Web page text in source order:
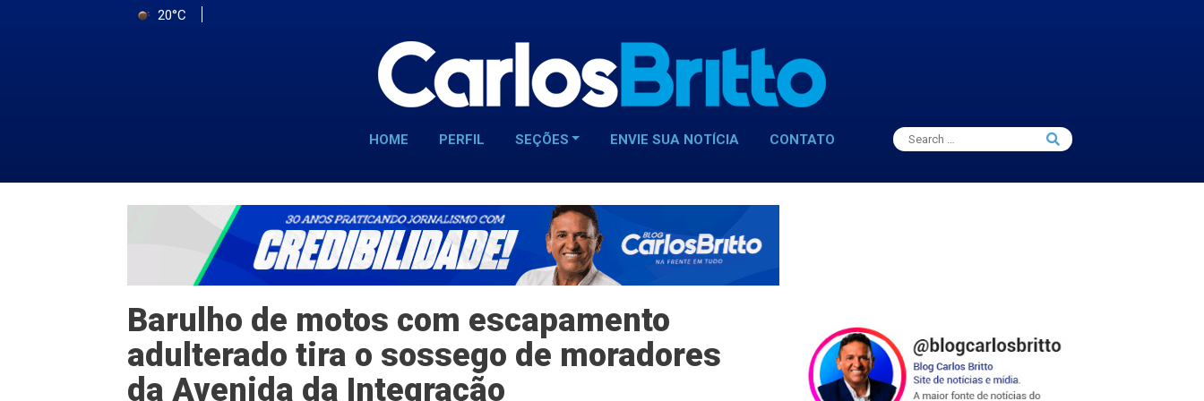
20°C
HOME PERFIL SEÇÕES ENVIE SUA NOTÍCIA CONTATO
Search
for:
Search
Barulho de motos com escapamento
adulterado tira o sossego de moradores
da Avenida da Integração